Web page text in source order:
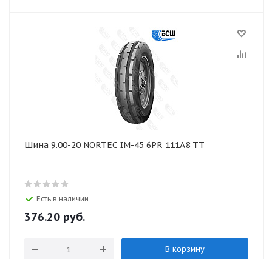
Шина 9.00-20 NORTEC IM-45 6PR 111A8 TT
Есть в наличии
376.20 руб.
В корзину